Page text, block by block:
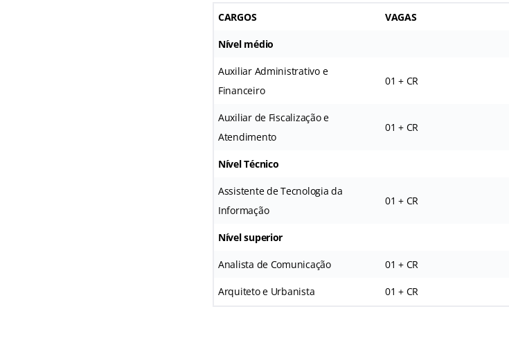
CARGOS VAGAS
Nível médio
Auxiliar Administrativo e
Financeiro
01 + CR
Auxiliar de Fiscalização e
Atendimento
01 + CR
Nível Técnico
Assistente de Tecnologia da
Informação
01 + CR
Nível superior
Analista de Comunicação 01 + CR
Arquiteto e Urbanista 01 + CR